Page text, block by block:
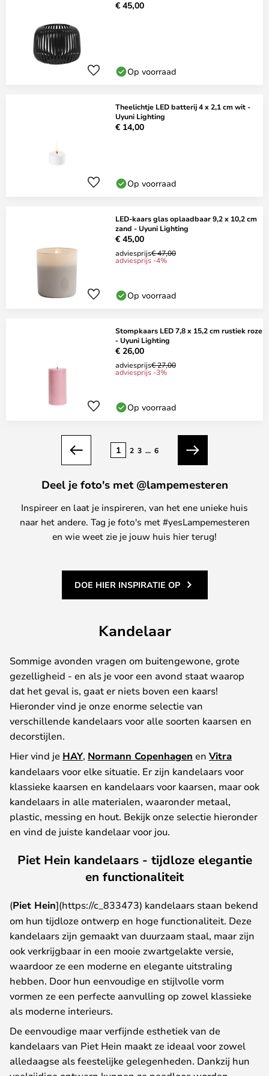
€ 45,00
Op voorraad
Theelichtje LED batterij 4 x 2,1 cm wit -
Uyuni Lighting
€ 14,00
Op voorraad
LED-kaars glas oplaadbaar 9,2 x 10,2 cm
zand - Uyuni Lighting
€ 45,00
adviesprijs€ 47,00
adviesprijs -4%
Op voorraad
Stompkaars LED 7,8 x 15,2 cm rustiek roze
- Uyuni Lighting
€ 26,00
adviesprijs€ 27,00
adviesprijs -3%
Op voorraad
Vorige
1 2 3 ... 6
Volgende
Deel je foto's met @lampemesteren
Inspireer en laat je inspireren, van het ene unieke huis
naar het andere. Tag je foto's met #yesLampemesteren
en wie weet zie je jouw huis hier terug!
DOE HIER INSPIRATIE OP
Kandelaar
Sommige avonden vragen om buitengewone, grote
gezelligheid - en als je voor een avond staat waarop
dat het geval is, gaat er niets boven een kaars!
Hieronder vind je onze enorme selectie van
verschillende kandelaars voor alle soorten kaarsen en
decorstijlen.
Hier vind je HAY, Normann Copenhagen en Vitra
kandelaars voor elke situatie. Er zijn kandelaars voor
klassieke kaarsen en kandelaars voor kaarsen, maar ook
kandelaars in alle materialen, waaronder metaal,
plastic, messing en hout. Bekijk onze selectie hieronder
en vind de juiste kandelaar voor jou.
Piet Hein kandelaars - tijdloze elegantie
en functionaliteit
(Piet Hein](https://c_833473) kandelaars staan bekend
om hun tijdloze ontwerp en hoge functionaliteit. Deze
kandelaars zijn gemaakt van duurzaam staal, maar zijn
ook verkrijgbaar in een mooie zwartgelakte versie,
waardoor ze een moderne en elegante uitstraling
hebben. Door hun eenvoudige en stijlvolle vorm
vormen ze een perfecte aanvulling op zowel klassieke
als moderne interieurs.
De eenvoudige maar verfijnde esthetiek van de
kandelaars van Piet Hein maakt ze ideaal voor zowel
alledaagse als feestelijke gelegenheden. Dankzij hun